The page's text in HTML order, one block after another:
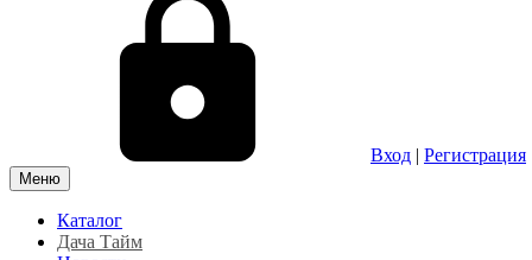
Вход | Регистрация
Меню
Каталог
Дача Тайм